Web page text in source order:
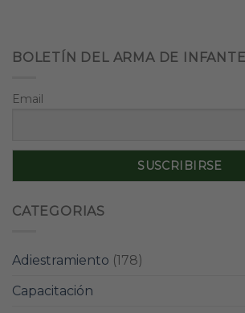
BOLETÍN DEL ARMA DE
Email
CATEGORIAS
Adiestramiento (178)
Capacitación